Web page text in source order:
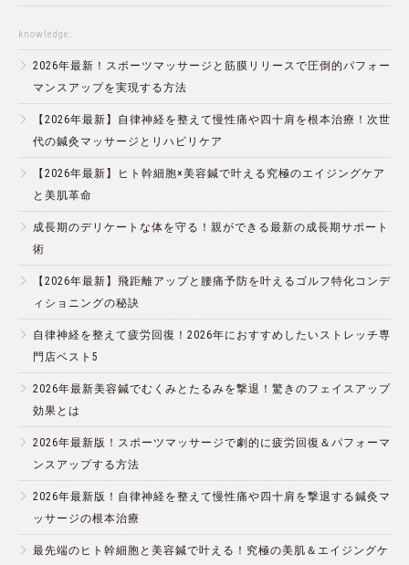
knowledge:
2026年最新！スポーツマッサージと筋膜リリースで圧倒的パフォー
マンスアップを実現する方法
【2026年最新】自律神経を整えて慢性痛や四十肩を根本治療！次世
代の鍼灸マッサージとリハビリケア
【2026年最新】ヒト幹細胞×美容鍼で叶える究極のエイジングケア
と美肌革命
成長期のデリケートな体を守る！親ができる最新の成長期サポート
術
【2026年最新】飛距離アップと腰痛予防を叶えるゴルフ特化コンデ
ィショニングの秘訣
自律神経を整えて疲労回復！2026年におすすめしたいストレッチ専
門店ベスト5
2026年最新美容鍼でむくみとたるみを撃退！驚きのフェイスアップ
効果とは
2026年最新版！スポーツマッサージで劇的に疲労回復＆パフォーマ
ンスアップする方法
2026年最新版！自律神経を整えて慢性痛や四十肩を撃退する鍼灸マ
ッサージの根本治療
最先端のヒト幹細胞と美容鍼で叶える！究極の美肌＆エイジングケ